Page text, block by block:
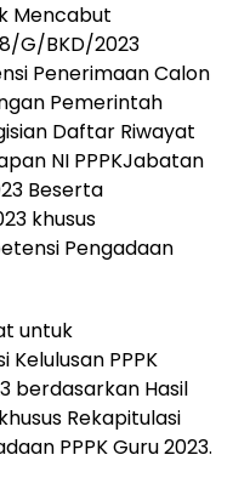
Mencabut
G/BKD/2023
Penerimaan Calon
Pemerintah
Daftar Riwayat
NI PPPKJabatan
Beserta
khusus
Pengadaan
untuk
PPPK
berdasarkan Hasil
Rekapitulasi
PPPK Guru 2023.